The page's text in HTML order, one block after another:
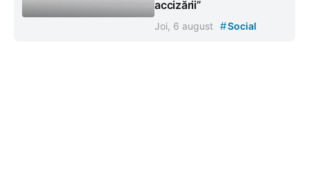
accizării”
Joi, 6 august #Social